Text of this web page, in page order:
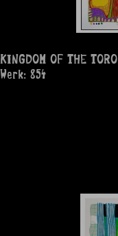
KINGDOM OF THE TORO
Werk: 854